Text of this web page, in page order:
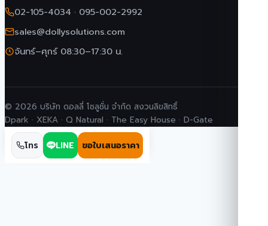
02-105-4034 · 095-002-2992
sales@dollysolutions.com
จันทร์–ศุกร์ 08:30–17:30 น.
© 2026 บริษัท ดอลลี่ โซลูชั่น จำกัด สงวนลิขสิทธิ์
Dpark · XEKA · Q Natural · The Easy House · D-Gate
โทร LINE ขอใบเสนอราคา